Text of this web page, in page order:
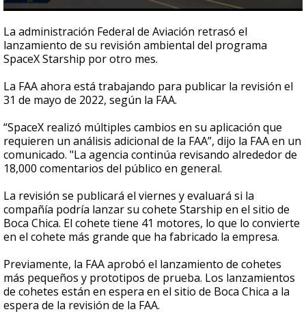
seconds
of
3
minutes,
seconds
La administración Federal de Aviación retrasó el
lanzamiento de su revisión ambiental del programa
SpaceX Starship por otro mes.
La FAA ahora está trabajando para publicar la revisión el
31 de mayo de 2022, según la FAA.
“SpaceX realizó múltiples cambios en su aplicación que
requieren un análisis adicional de la FAA”, dijo la FAA en un
comunicado. "La agencia continúa revisando alrededor de
18,000 comentarios del público en general.
La revisión se publicará el viernes y evaluará si la
compañía podría lanzar su cohete Starship en el sitio de
Boca Chica. El cohete tiene 41 motores, lo que lo convierte
en el cohete más grande que ha fabricado la empresa.
Previamente, la FAA aprobó el lanzamiento de cohetes
más pequeños y prototipos de prueba. Los lanzamientos
de cohetes están en espera en el sitio de Boca Chica a la
espera de la revisión de la FAA.